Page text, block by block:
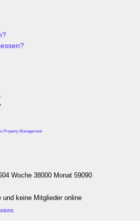
Property Management
Woche 38000 Monat 59090
keine Mitglieder online